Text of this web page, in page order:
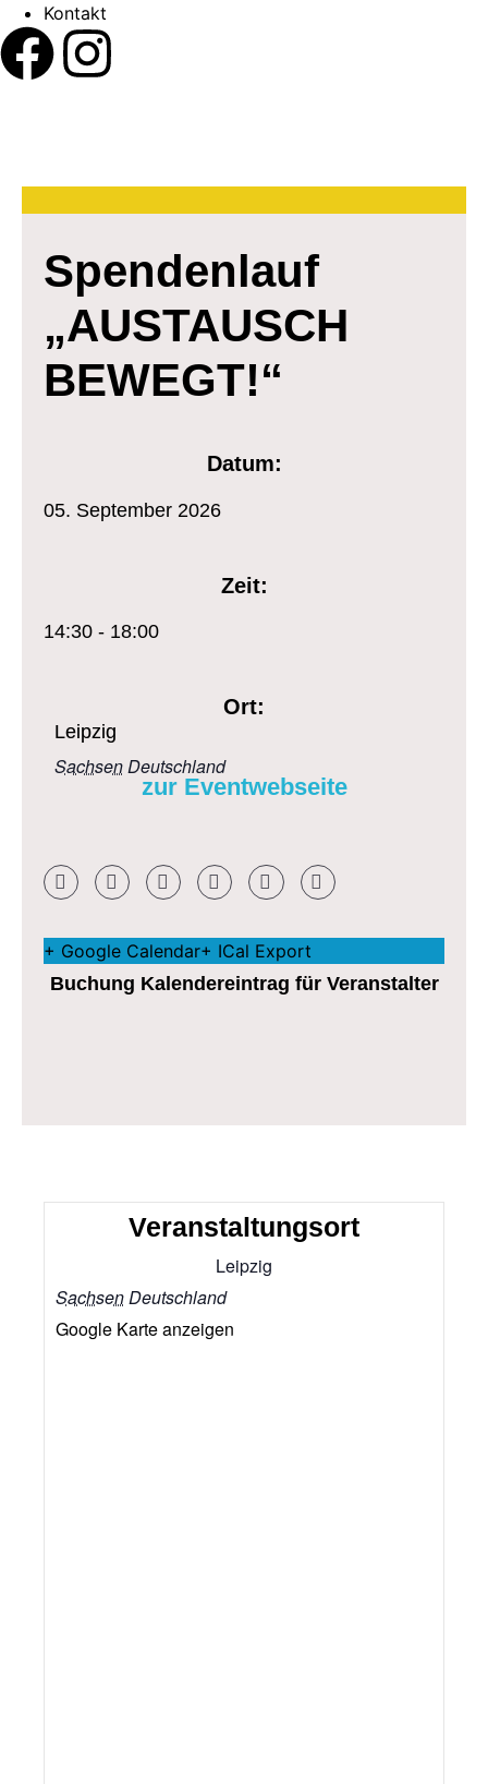
Kontakt
Spendenlauf
„AUSTAUSCH
BEWEGT!“
Datum:
05. September 2026
Zeit:
14:30 - 18:00
Ort:
Leipzig
SachsenDeutschland
zur Eventwebseite
+ Google Calendar+ ICal Export
Buchung Kalendereintrag für Veranstalter
Veranstaltungsort
Leipzig
SachsenDeutschland
Google Karte anzeigen